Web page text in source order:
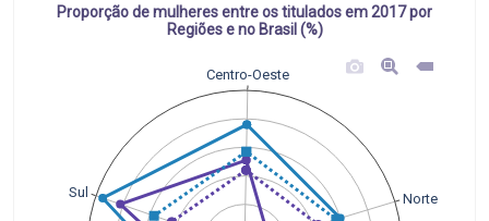
Proporção de mulheres entre os titulados em 2017 por
Regiões e no Brasil (%)
Centro-Oeste
Sul Norte